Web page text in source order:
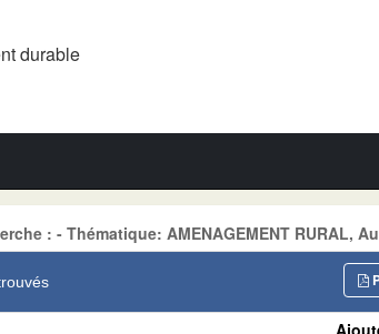
durable
: - Thématique: AMENAGEMENT RURAL,